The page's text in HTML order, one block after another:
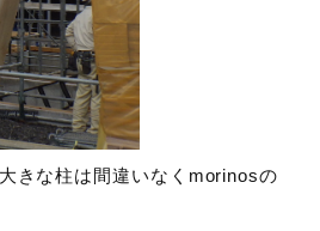
きな柱は間違いなくmorinosの